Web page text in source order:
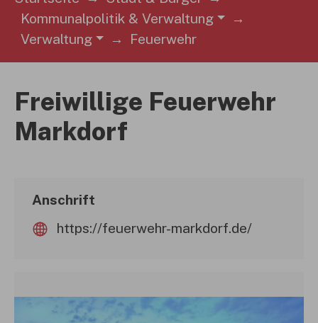
Sie sind hier:
Kommunalpolitik & Verwaltung
Verwaltung
Feuerwehr
Freiwillige Feuerwehr
Markdorf
Anschrift
https://feuerwehr-markdorf.de/